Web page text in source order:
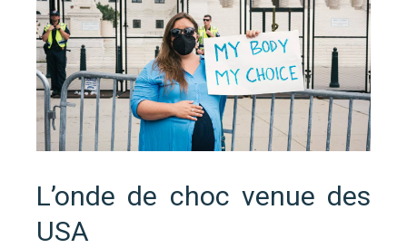
L’onde de choc venue des
USA